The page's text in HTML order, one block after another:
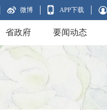
微博 APP下载
省政府 要闻动态